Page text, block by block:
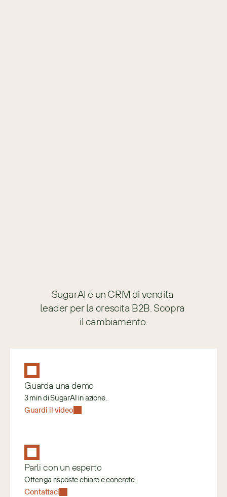
SugarAI è un CRM di vendita
leader per la crescita B2B. Scopra
il cambiamento.
Guarda una demo
3 min di SugarAI in azione.
Guardi il video
Parli con un esperto
Ottenga risposte chiare e concrete.
Contattaci